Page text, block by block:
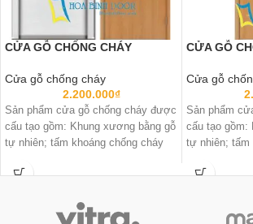
CỬA GỖ CHỐNG CHÁY
Cửa gỗ chống cháy
2.200.000₫
Sản phẩm cửa gỗ chống cháy được
cấu tạo gồm: Khung xương bằng gỗ
tự nhiên; tấm khoáng chống cháy
CỬA GỖ
Cửa gỗ
Sản phẩm
cấu tạo gồm:
tự nhiên; tấm